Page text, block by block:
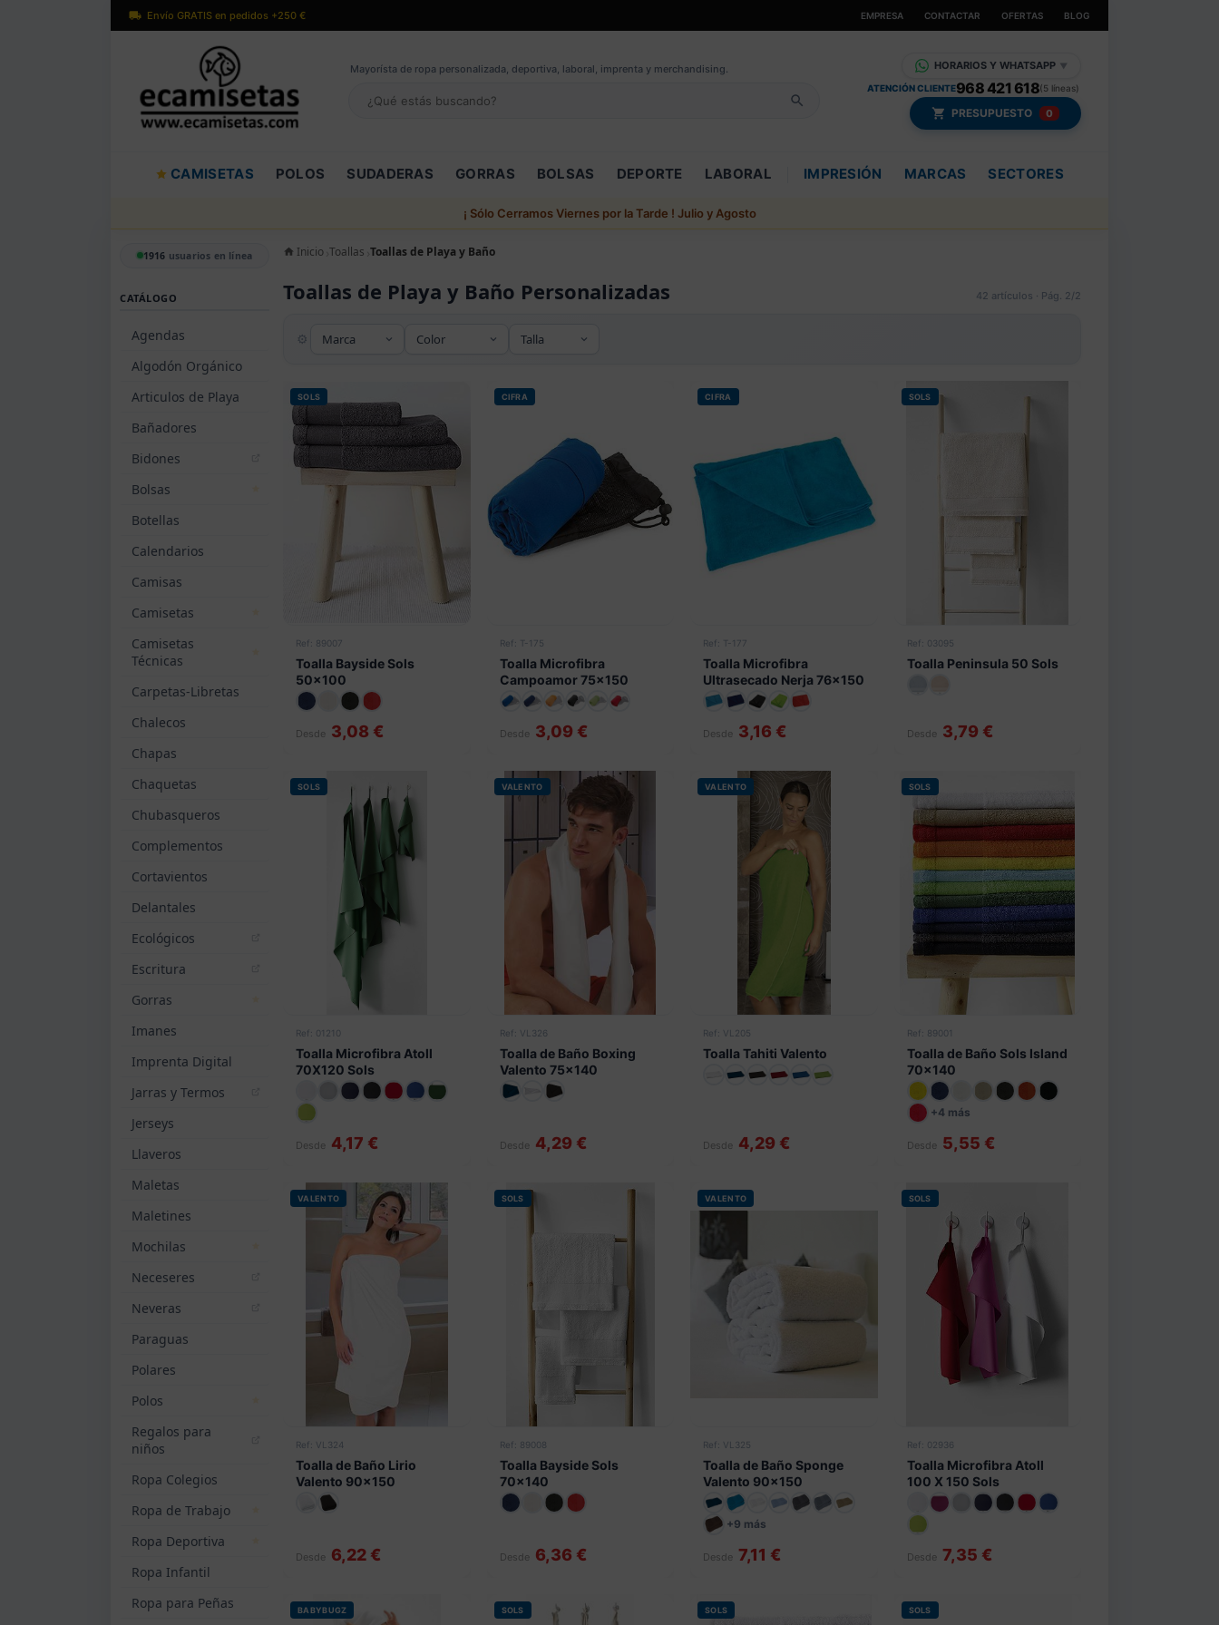
Envío GRATIS en pedidos +250 € EMPRESA CONTACTAR OFERTAS BLOG
Mayorísta de ropa personalizada, deportiva, laboral, imprenta y merchandising. HORARIOS Y WHATSAPP ▼
ATENCIÓN CLIENTE968 421 618(5 líneas)
PRESUPUESTO 0
CAMISETAS POLOS SUDADERAS GORRAS BOLSAS DEPORTE LABORAL IMPRESIÓN MARCAS SECTORES
¡ Sólo Cerramos Viernes por la Tarde ! Julio y Agosto
1916 usuarios en línea
CATÁLOGO
Agendas
Algodón Orgánico
Articulos de Playa
Bañadores
Bidones
Bolsas
Botellas
Calendarios
Camisas
Camisetas
Camisetas
Técnicas
Carpetas-Libretas
Chalecos
Chapas
Chaquetas
Chubasqueros
Complementos
Cortavientos
Delantales
Ecológicos
Escritura
Gorras
Imanes
Imprenta Digital
Jarras y Termos
Jerseys
Llaveros
Maletas
Maletines
Mochilas
Neceseres
Neveras
Paraguas
Polares
Polos
Regalos para
niños
Ropa Colegios
Ropa de Trabajo
Ropa Deportiva
Ropa Infantil
Ropa para Peñas
Inicio Toallas Toallas de Playa y Baño
Toallas de Playa y Baño Personalizadas 42 artículos · Pág. 2/2
SOLS
Ref: 89007
Toalla Bayside Sols
50x100
Desde 3,08 €
CIFRA
Ref: T-175
Toalla Microfibra
Campoamor 75x150
Cifra
Desde 3,09 €
CIFRA
Ref: T-177
Toalla Microfibra
Ultrasecado Nerja 76x150
Cifra
Desde 3,16 €
SOLS
Ref: 03095
Toalla Peninsula 50 Sols
Desde 3,79 €
SOLS
Ref: 01210
Toalla Microfibra Atoll
70X120 Sols
Desde 4,17 €
VALENTO
Ref: VL326
Toalla de Baño Boxing
Valento 75x140
Desde 4,29 €
VALENTO
Ref: VL205
Toalla Tahiti Valento
Desde 4,29 €
SOLS
Ref: 89001
Toalla de Baño Sols Island
70x140
+4 más
Desde 5,55 €
VALENTO
Ref: VL324
Toalla de Baño Lirio
Valento 90x150
Desde 6,22 €
SOLS
Ref: 89008
Toalla Bayside Sols
70x140
Desde 6,36 €
VALENTO
Ref: VL325
Toalla de Baño Sponge
Valento 90x150
+9 más
Desde 7,11 €
SOLS
Ref: 02936
Toalla Microfibra Atoll
100 X 150 Sols
Desde 7,35 €
BABYBUGZ SOLS SOLS SOLS